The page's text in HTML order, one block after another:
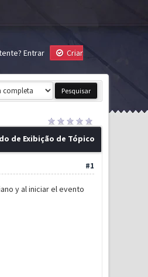
Entrar
Criar
de Exibição de Tópico
#1
y al iniciar el evento